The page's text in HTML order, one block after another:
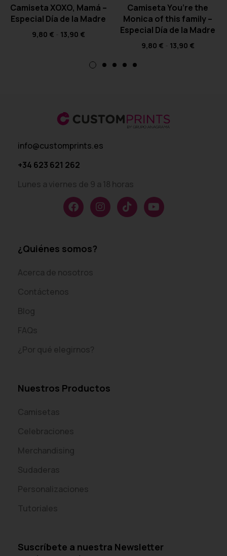
Camiseta XOXO, Mamá –
Especial Día de la Madre
9,80 € 13,90 €
Camiseta You’re the
Monica of this family –
Especial Día de la Madre
9,80 € 13,90 €
info@customprints.es
+34 623 621 262
Lunes a viernes de 9 a 18 horas
¿Quiénes somos?
Acerca de nosotros
Contáctenos
Blog
FAQs
¿Por qué elegirnos?
Nuestros Productos
Camisetas
Celebraciones
Merchandising
Sudaderas
Personalizaciones
Tutoriales
Suscríbete a nuestra Newsletter